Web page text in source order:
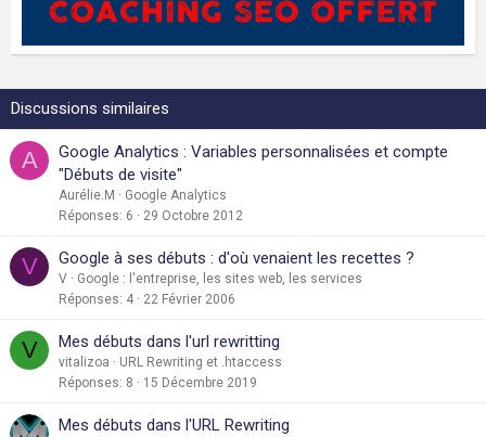
Discussions similaires
A
Google Analytics : Variables personnalisées et compte
"Débuts de visite"
Aurélie.M
Google Analytics
Réponses 6 29 Octobre 2012
V Google à ses débuts : d'où venaient les recettes ?
V
Google : l'entreprise, les sites web, les services
Réponses 4 22 Février 2006
V Mes débuts dans l'url rewritting
vitalizoa
URL Rewriting et .htaccess
Réponses 8 15 Décembre 2019
Mes débuts dans l'URL Rewriting